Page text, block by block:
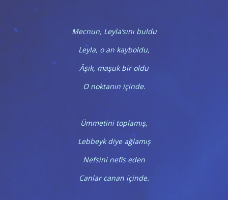
Mecnun, Leyla’sını buldu
Leyla, o an kayboldu,
Âşık, maşuk bir oldu
O noktanın içinde.
Ümmetini toplamış,
Lebbeyk diye ağlamış
Nefsini nefis eden
Canlar canan içinde.